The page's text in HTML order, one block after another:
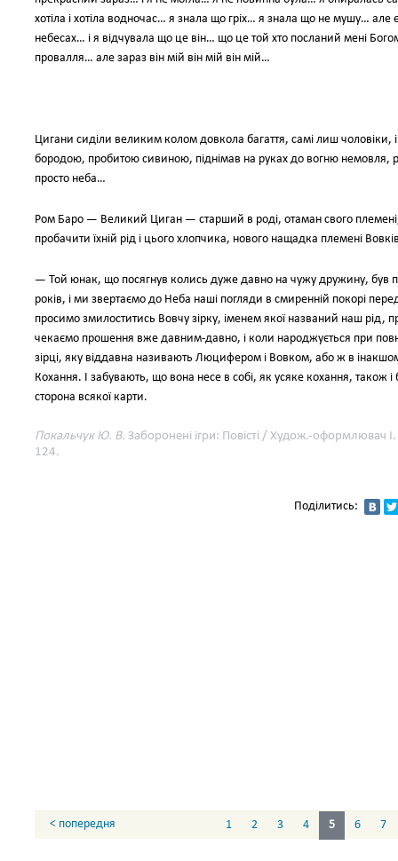
хотіла і хотіла водночас… я знала що гріх… я знала що не мушу…
небесах… і я відчувала що це він… що це той хто посланий мені
провалля… але зараз він мій він мій він мій…
Цигани сиділи великим колом довкола багаття, самі лиш
бородою, пробитою сивиною, піднімав на руках до вогню
просто неба…
Ром Баро — Великий Циган — старший в роді, отаман свого племені,
пробачити їхній рід і цього хлопчика, нового нащадка племені
— Той юнак, що посягнув колись дуже давно на чужу дружину, був
років, і ми звертаємо до Неба наші погляди в смиренній покорі
просимо змилоститись Вовчу зірку, іменем якої названий наш рід,
чекаємо прошення вже давним-давно, і коли народжується при
зірці, яку віддавна називають Люцифером і Вовком, або ж в
Кохання. I забувають, що вона несе в собі, як усяке кохання, також і
сторона всякої карти.
Покальчук Ю. В. Заборонені ігри: Повісті / Худож.-
124.
Поділитись:
< попередня 1 2 3 4 5 6 7